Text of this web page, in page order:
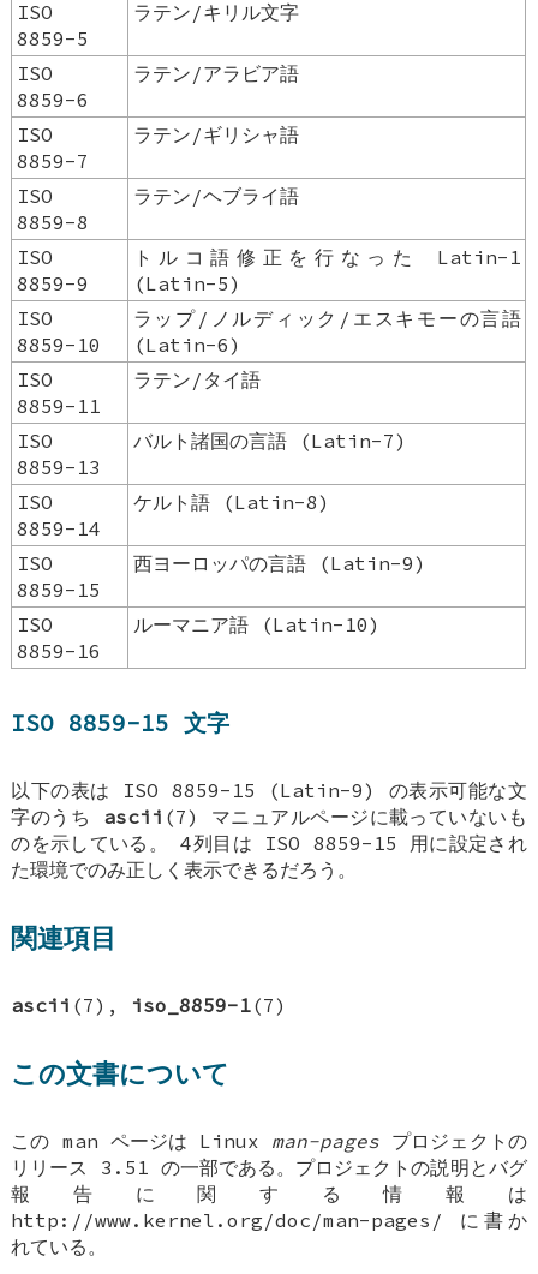
ISO
8859-5
ラテン/キリル文字
ISO
8859-6
ラテン/アラビア語
ISO
8859-7
ラテン/ギリシャ語
ISO
8859-8
ラテン/ヘブライ語
ISO
8859-9
トルコ語修正を行なった Latin-1
(Latin-5)
ISO
8859-10
ラップ/ノルディック/エスキモーの言語
(Latin-6)
ISO
8859-11
ラテン/タイ語
ISO
8859-13
バルト諸国の言語 (Latin-7)
ISO
8859-14
ケルト語 (Latin-8)
ISO
8859-15
西ヨーロッパの言語 (Latin-9)
ISO
8859-16
ルーマニア語 (Latin-10)
ISO 8859-15 文字
以下の表は ISO 8859-15 (Latin-9) の表示可能な文
字のうち ascii (7) マニュアルページに載っていないも
のを示している。 4列目は ISO 8859-15 用に設定され
た環境でのみ正しく表示できるだろう。
関連項目
ascii (7), iso_8859-1(7)
この文書について
この man ページは Linux man-pages プロジェクトの
リリース 3.51 の一部である。プロジェクトの説明とバグ
報告に関する情報は
http://www.kernel.org/doc/man-pages/ に書か
れている。